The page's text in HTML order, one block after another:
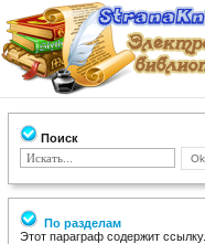
Поиск
По разделам
Этот параграф содержит ссылку.